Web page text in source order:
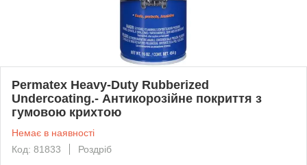
Permatex Heavy-Duty Rubberized
Undercoating.- Антикорозійне покриття з
гумовою крихтою
Немає в наявності
Код: 81833
Роздріб